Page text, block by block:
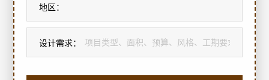
地区：
设计需求：